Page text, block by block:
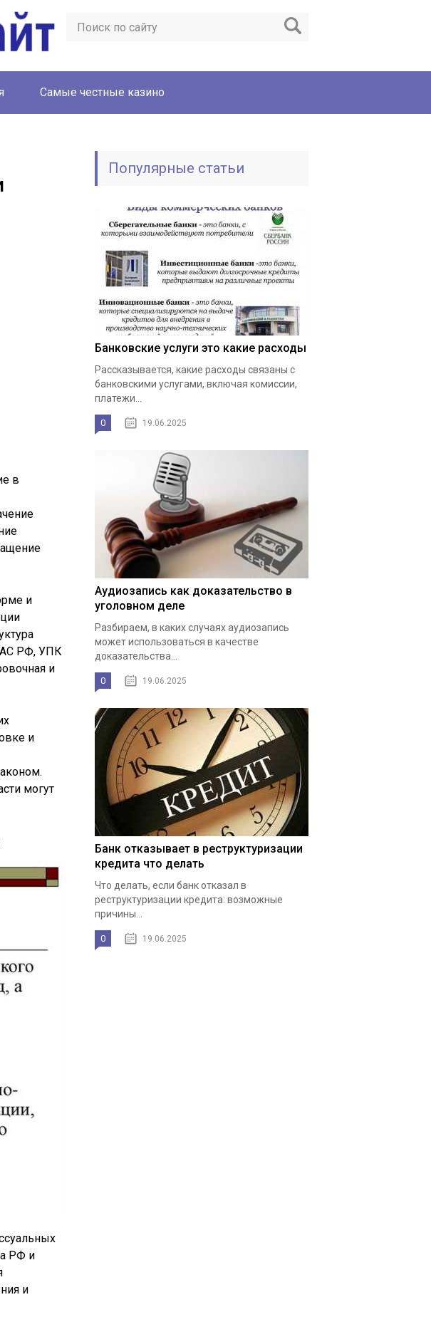
Cамые честные казино
в
и
РФ, УПК
и
и
могут
РФ и
и
Популярные статьи
Банковские услуги это какие расходы
Рассказывается, какие расходы связаны с
банковскими услугами, включая комиссии,
платежи...
0 19.06.2025
Аудиозапись как доказательство в
уголовном деле
Разбираем, в каких случаях аудиозапись
может использоваться в качестве
доказательства...
0 19.06.2025
Банк отказывает в реструктуризации
кредита что делать
Что делать, если банк отказал в
реструктуризации кредита: возможные
причины...
0 19.06.2025